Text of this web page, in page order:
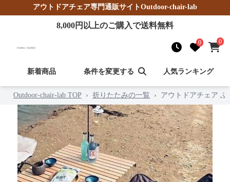
アウトドアチェア専門通販サイトOutdoor-chair-lab
8,000円以上のご購入で送料無料
0 0
新着商品 条件を変更する 人気ランキング
Outdoor-chair-lab TOP › 折りたたみの一覧 › アウトドアチェア